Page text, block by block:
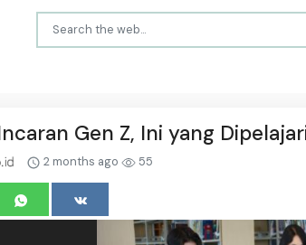
Gen Z, Ini yang
2 months ago 55